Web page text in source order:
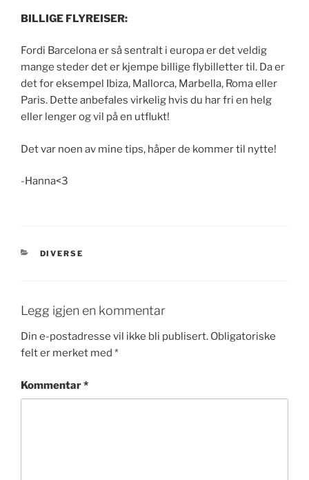
BILLIGE FLYREISER:
Fordi Barcelona er så sentralt i europa er det veldig
mange steder det er kjempe billige flybilletter til. Da er
det for eksempel Ibiza, Mallorca, Marbella, Roma eller
Paris. Dette anbefales virkelig hvis du har fri en helg
eller lenger og vil på en utflukt!
Det var noen av mine tips, håper de kommer til nytte!
-Hanna<3
KATEGORIER
DIVERSE
Legg igjen en kommentar
Din e-postadresse vil ikke bli publisert. Obligatoriske
felt er merket med *
Kommentar*